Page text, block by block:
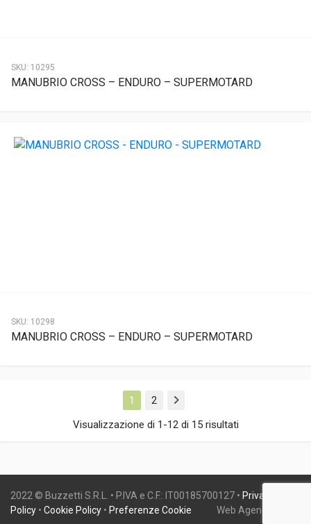
SKU: 10295
MANUBRIO CROSS – ENDURO – SUPERMOTARD
SKU: 10298
MANUBRIO CROSS – ENDURO – SUPERMOTARD
1 2
Next
Visualizzazione di 1-12 di 15 risultati
2022 © Buzzetti S.R.L. • P.IVA e C.F.: IT00185700127 • Privacy
Policy • Cookie Policy • Preferenze Cookie Web Agency: